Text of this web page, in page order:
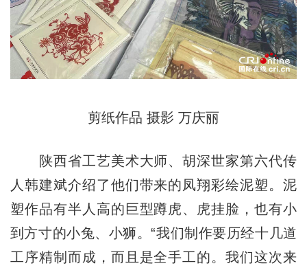
剪纸作品 摄影 万庆丽
陕西省工艺美术大师、胡深世家第六代传
人韩建斌介绍了他们带来的凤翔彩绘泥塑。泥
塑作品有半人高的巨型蹲虎、虎挂脸，也有小
到方寸的小兔、小狮。“我们制作要历经十几道
工序精制而成，而且是全手工的。我们这次来